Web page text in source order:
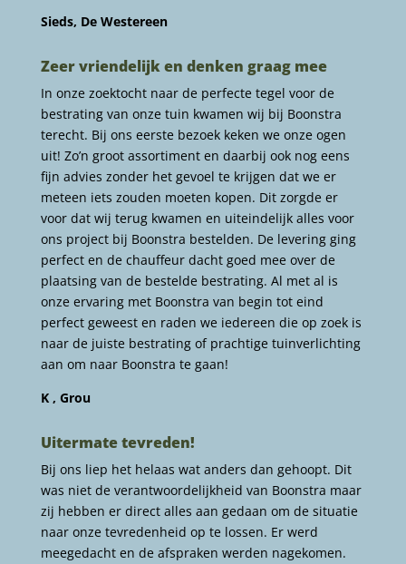
Sieds, De Westereen
Zeer vriendelijk en denken graag mee
In onze zoektocht naar de perfecte tegel voor de
bestrating van onze tuin kwamen wij bij Boonstra
terecht. Bij ons eerste bezoek keken we onze ogen
uit! Zo’n groot assortiment en daarbij ook nog eens
fijn advies zonder het gevoel te krijgen dat we er
meteen iets zouden moeten kopen. Dit zorgde er
voor dat wij terug kwamen en uiteindelijk alles voor
ons project bij Boonstra bestelden. De levering ging
perfect en de chauffeur dacht goed mee over de
plaatsing van de bestelde bestrating. Al met al is
onze ervaring met Boonstra van begin tot eind
perfect geweest en raden we iedereen die op zoek is
naar de juiste bestrating of prachtige tuinverlichting
aan om naar Boonstra te gaan!
K , Grou
Uitermate tevreden!
Bij ons liep het helaas wat anders dan gehoopt. Dit
was niet de verantwoordelijkheid van Boonstra maar
zij hebben er direct alles aan gedaan om de situatie
naar onze tevredenheid op te lossen. Er werd
meegedacht en de afspraken werden nagekomen.